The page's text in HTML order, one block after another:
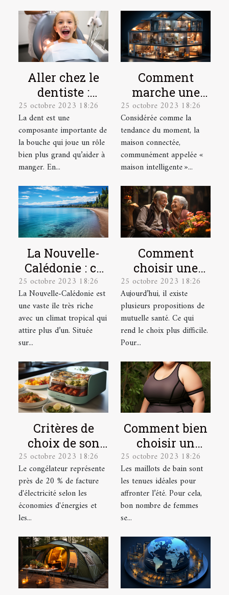
Aller chez le
dentiste :
parlons-en !
25 octobre 2023 18:26
La dent est une
composante importante de
la bouche qui joue un rôle
bien plus grand qu’aider à
manger. En...
Comment
marche une
maison
connectée ?
25 octobre 2023 18:26
Considérée comme la
tendance du moment, la
maison connectée,
communément appelée «
maison intelligente »...
La Nouvelle-
Calédonie : ce
qu’il faut
comprendre !
25 octobre 2023 18:26
La Nouvelle-Calédonie est
une vaste île très riche
avec un climat tropical qui
attire plus d’un. Située
sur...
Comment
choisir une
mutuelle santé
pour une
personne
âgée ?
25 octobre 2023 18:26
Aujourd’hui, il existe
plusieurs propositions de
mutuelle santé. Ce qui
rend le choix plus difficile.
Pour...
Critères de
choix de son
congélateur
25 octobre 2023 18:26
Le congélateur représente
près de 20 % de facture
d'électricité selon les
économies d'énergies et
les...
Comment bien
choisir un
maillot de bain
de grande
taille ?
25 octobre 2023 18:26
Les maillots de bain sont
les tenues idéales pour
affronter l’été. Pour cela,
bon nombre de femmes
se...